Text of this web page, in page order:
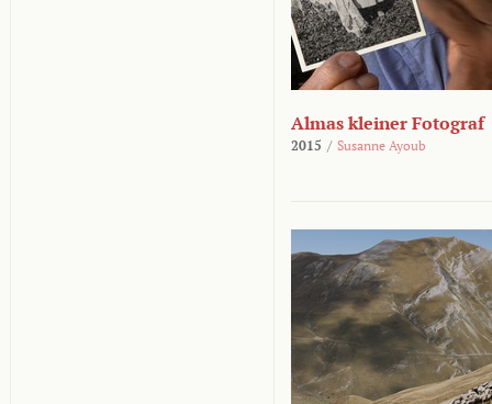
Almas kleiner Fotograf
2015 / Susanne Ayoub